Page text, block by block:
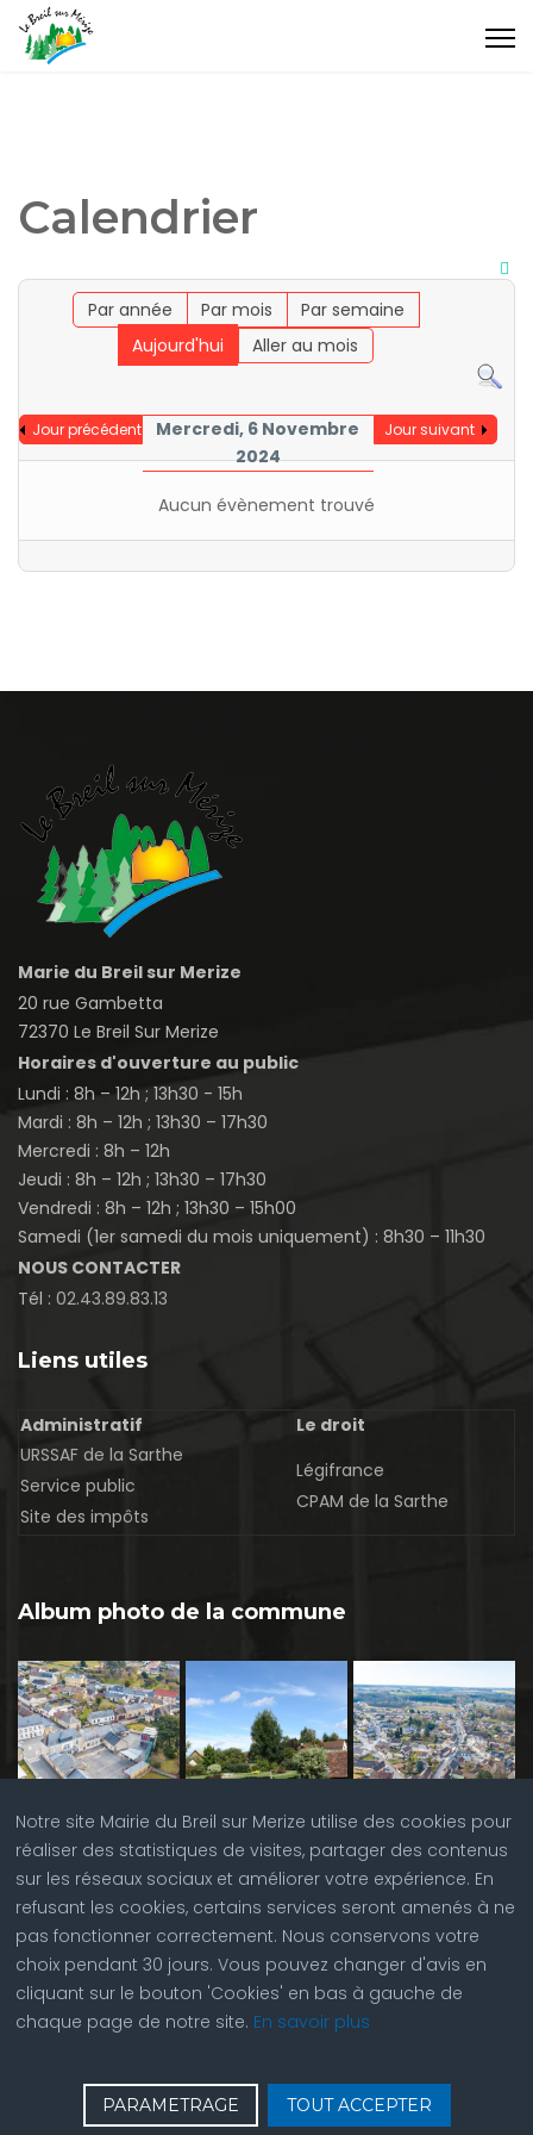
Calendrier
Par année Par mois
Par semaine
Aujourd'hui
Aller au mois
Jour précédent
Mercredi, 6 Novembre
2024
Jour suivant
Aucun évènement trouvé
Marie du Breil sur Merize
20 rue Gambetta
72370 Le Breil Sur Merize
Horaires d'ouverture au public
Lundi : 8h – 12h ; 13h30 - 15h
Mardi : 8h – 12h ; 13h30 – 17h30
Mercredi : 8h – 12h
Jeudi : 8h – 12h ; 13h30 – 17h30
Vendredi : 8h – 12h ; 13h30 – 15h00
Samedi (1er samedi du mois uniquement) : 8h30 – 11h30
NOUS CONTACTER
Tél : 02.43.89.83.13
Notre site Mairie du Breil sur Merize utilise des cookies pour
réaliser des statistiques de visites, partager des contenus
sur les réseaux sociaux et améliorer votre expérience. En
refusant les cookies, certains services seront amenés à ne
pas fonctionner correctement. Nous conservons votre
choix pendant 30 jours. Vous pouvez changer d'avis en
cliquant sur le bouton 'Cookies' en bas à gauche de
chaque page de notre site. En savoir plus
PARAMETRAGE TOUT ACCEPTER
Liens utiles
Administratif
Le droit
URSSAF de la Sarthe
Service public
Site des impôts
Légifrance
CPAM de la Sarthe
Album photo de la commune
Contactez nous | © Copyright 2023 |Plan du site|